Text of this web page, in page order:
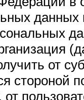
данных
от
стороной